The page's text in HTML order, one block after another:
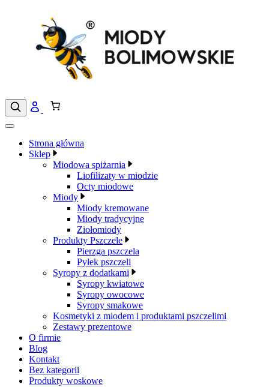
Strona główna
Sklep
Miodowa spiżarnia
Liofilizaty w miodzie
Octy miodowe
Miody
Miody kremowane
Miody tradycyjne
Ziołomiody
Produkty Pszczele
Pierzga pszczela
Pyłek pszczeli
Syropy z dodatkami
Syropy kwiatowe
Syropy owocowe
Syropy smakowe
Kosmetyki z miodem i produktami pszczelimi
Zestawy prezentowe
O firmie
Blog
Kontakt
Bez kategorii
Produkty woskowe